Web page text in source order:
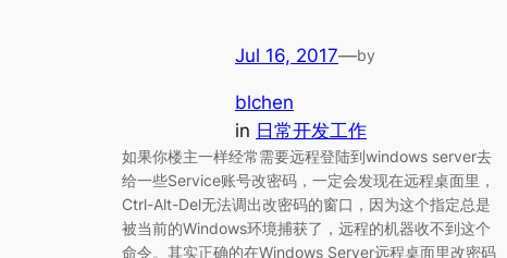
Jul 16, 2017—by
blchen
in 日常开发工作
如果你楼主一样经常需要远程登陆到windows server去
给一些Service账号改密码，一定会发现在远程桌面里，
Ctrl-Alt-Del无法调出改密码的窗口，因为这个指定总是
被当前的Windows环境捕获了，远程的机器收不到这个
命令。其实正确的在Windows Server远程桌面里改密码